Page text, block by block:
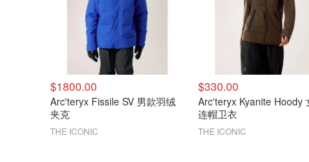
$1800.00
Arc'teryx Fissile SV 男款羽绒
夹克
THE ICONIC
$330.00
Arc'teryx Kyanite Hoody
连帽卫衣
THE ICONIC